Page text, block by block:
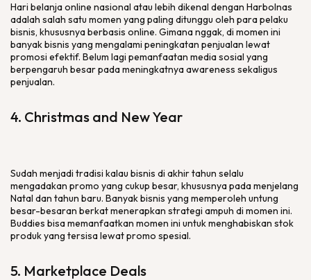
Hari belanja online nasional atau lebih dikenal dengan Harbolnas
adalah salah satu momen yang paling ditunggu oleh para pelaku
bisnis, khususnya berbasis online. Gimana nggak, di momen ini
banyak bisnis yang mengalami peningkatan penjualan lewat
promosi efektif. Belum lagi pemanfaatan media sosial yang
berpengaruh besar pada meningkatnya awareness sekaligus
penjualan.
4. Christmas and New Year
Sudah menjadi tradisi kalau bisnis di akhir tahun selalu
mengadakan promo yang cukup besar, khususnya pada menjelang
Natal dan tahun baru. Banyak bisnis yang memperoleh untung
besar-besaran berkat menerapkan strategi ampuh di momen ini.
Buddies bisa memanfaatkan momen ini untuk menghabiskan stok
produk yang tersisa lewat promo spesial.
5. Marketplace Deals